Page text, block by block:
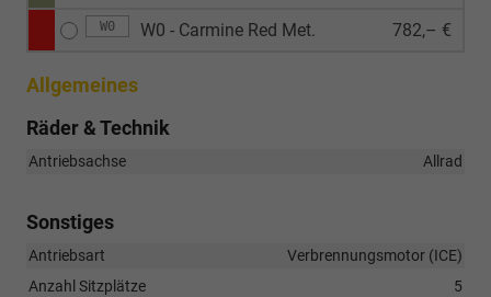
W0 W0 - Carmine Red Met. 782,– €
Allgemeines
Räder & Technik
Antriebsachse Allrad
Sonstiges
Antriebsart
Verbrennungsmotor (ICE)
Anzahl Sitzplätze
5